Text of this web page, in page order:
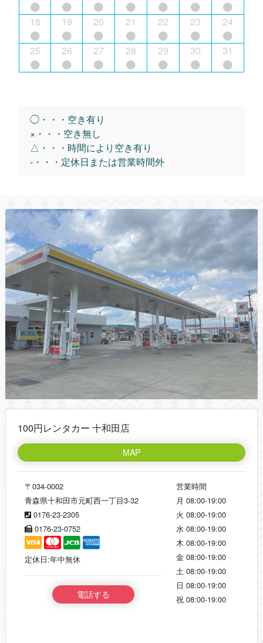
18 19 20 21 22 23 24
25 26 27 28 29 30 31
◯・・・空き有り
×・・・空き無し
△・・・時間により空き有り
-・・・定休日または営業時間外
100円レンタカー 十和田店
MAP
〒034-0002
青森県十和田市元町西一丁目3-32
0176-23-2305
0176-23-0752
定休日:年中無休
電話する
営業時間
月 08:00-19:00
火 08:00-19:00
水 08:00-19:00
木 08:00-19:00
金 08:00-19:00
土 08:00-19:00
日 08:00-19:00
祝 08:00-19:00